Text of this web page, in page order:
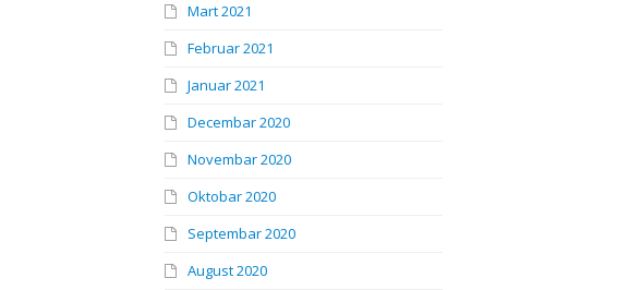
Mart 2021
Februar 2021
Januar 2021
Decembar 2020
Novembar 2020
Oktobar 2020
Septembar 2020
August 2020